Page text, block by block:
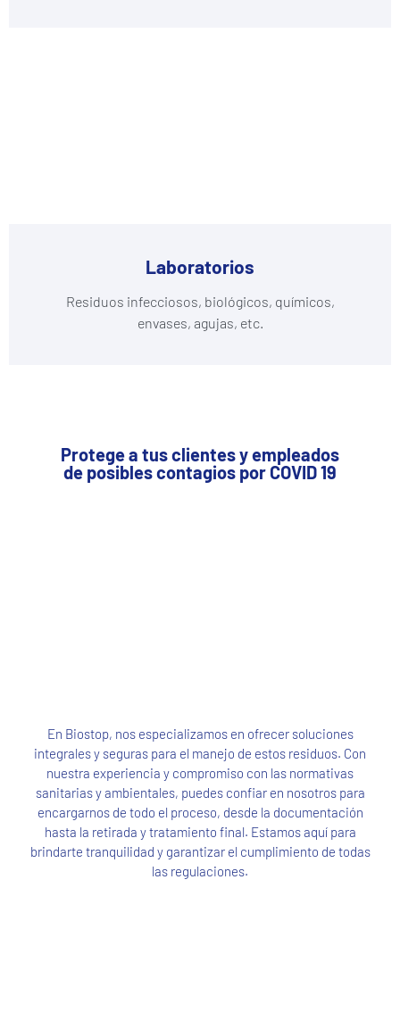
Laboratorios
Residuos infecciosos, biológicos, químicos,
envases, agujas, etc.
Protege a tus clientes y empleados
de posibles contagios por COVID 19
En Biostop, nos especializamos en ofrecer soluciones
integrales y seguras para el manejo de estos residuos. Con
nuestra experiencia y compromiso con las normativas
sanitarias y ambientales, puedes confiar en nosotros para
encargarnos de todo el proceso, desde la documentación
hasta la retirada y tratamiento final. Estamos aquí para
brindarte tranquilidad y garantizar el cumplimiento de todas
las regulaciones.